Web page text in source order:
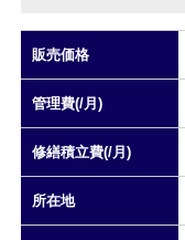
販売価格
管理費(/月)
修繕積立費(/月)
所在地